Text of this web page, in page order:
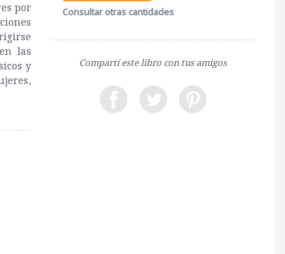
por
las
y
Consultar otras cantidades
Compartí este libro con tus amigos